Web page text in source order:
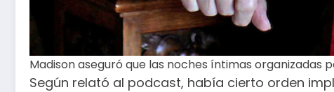
Madison aseguró que las noches íntimas organizadas
Según relató al podcast, había cierto orden